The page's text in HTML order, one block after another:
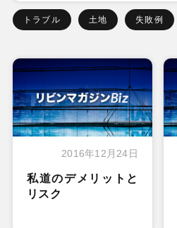
トラブル 土地 失敗例
2016年12月24日
私道のデメリットと
リスク